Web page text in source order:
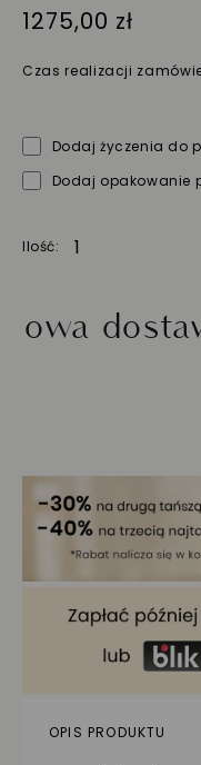
1275,00 zł
Czas realizacji
Dodaj życzenia do
Dodaj opakowanie
Ilość
dostawa
OPIS PRODUKTU